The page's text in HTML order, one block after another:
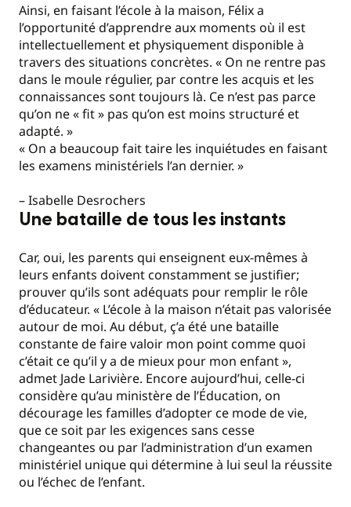
Ainsi, en faisant l’école à la maison, Félix a
l’opportunité d’apprendre aux moments où il est
intellectuellement et physiquement disponible à
travers des situations concrètes. « On ne rentre pas
dans le moule régulier, par contre les acquis et les
connaissances sont toujours là. Ce n’est pas parce
qu’on ne « fit » pas qu’on est moins structuré et
adapté. »
« On a beaucoup fait taire les inquiétudes en faisant
les examens ministériels l’an dernier. »
– Isabelle Desrochers
Une bataille de tous les instants
Car, oui, les parents qui enseignent eux-mêmes à
leurs enfants doivent constamment se justifier;
prouver qu’ils sont adéquats pour remplir le rôle
d’éducateur. « L’école à la maison n’était pas valorisée
autour de moi. Au début, ç’a été une bataille
constante de faire valoir mon point comme quoi
c’était ce qu’il y a de mieux pour mon enfant »,
admet Jade Larivière. Encore aujourd’hui, celle-ci
considère qu’au ministère de l’Éducation, on
décourage les familles d’adopter ce mode de vie,
que ce soit par les exigences sans cesse
changeantes ou par l’administration d’un examen
ministériel unique qui détermine à lui seul la réussite
ou l’échec de l’enfant.